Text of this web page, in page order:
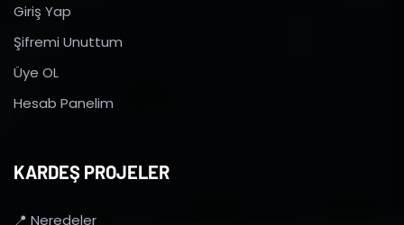
Giriş Yap
Şifremi Unuttum
Üye OL
Hesab Panelim
KARDEŞ PROJELER
📍 Neredeler